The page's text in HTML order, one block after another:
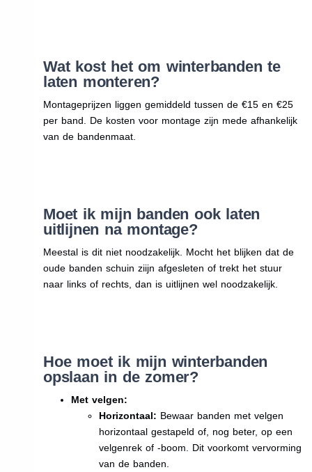
Wat kost het om winterbanden te
laten monteren?
Montageprijzen liggen gemiddeld tussen de €15 en €25
per band. De kosten voor montage zijn mede afhankelijk
van de bandenmaat.
Moet ik mijn banden ook laten
uitlijnen na montage?
Meestal is dit niet noodzakelijk. Mocht het blijken dat de
oude banden schuin ziijn afgesleten of trekt het stuur
naar links of rechts, dan is uitlijnen wel noodzakelijk.
Hoe moet ik mijn winterbanden
opslaan in de zomer?
Met velgen:
Horizontaal: Bewaar banden met velgen
horizontaal gestapeld of, nog beter, op een
velgenrek of -boom. Dit voorkomt vervorming
van de banden.